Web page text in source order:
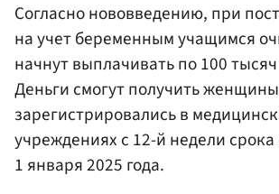
Согласно нововведению, при
на учет беременным учащимся
начнут выплачивать по 100
Деньги смогут получить
зарегистрировались в
учреждениях с 12-й недели
1 января 2025 года.